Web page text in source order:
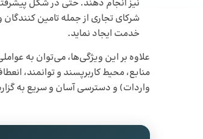
نیز انجام دهند. حتی در شکل
شرکای تجاری از جمله تامین
خدمت ایجاد نماید.
علاوه بر این ویژگی‌ها، می‌توان به
منابع‌، محیط کاربرپسند و توانمند،
واردات) و دسترسی آسان و سریع به